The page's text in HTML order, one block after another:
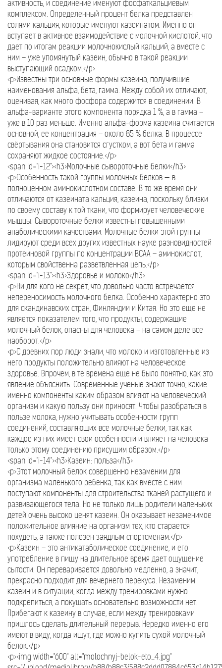
активность, и соединение именуют фосфаткальциевым
комплексом. Определенный процент белка представлен
солями кальция, которые именуют казеинатом. Именно он
вступает в активное взаимодействие с молочной кислотой, что
дает по итогам реакции молочнокислый кальций, а вместе с
ним – уже упомянутый казеин, обычно в такой реакции
выступающий осадком.</p>
<p>Известны три основные формы казеина, получившие
наименования альфа, бета, гамма. Между собой их отличают,
оценивая, как много фосфора содержится в соединении. В
альфа-варианте этого компонента порядка 1 %, а в гамма –
уже в 10 раз меньше. Именно альфа-форма казеина считается
основной, ее концентрация – около 85 % белка. В процессе
свёртывания она становится сгустком, а вот бета и гамма
сохраняют жидкое состояние.</p>
<span id="i-12"><h3>Молочные сывороточные белки</h3>
<p>Особенность такой группы молочных белков — в
полноценном аминокислотном составе. В то же время они
отличаются от казеината кальция, казеина, поскольку близки
по своему составу к той ткани, что формирует человеческие
мышцы. Сывороточные белки известны повышенными
анаболическими качествами. Молочные белки этой группы
лидируют среди всех других известных науке разновидностей
протеиновой группы по концентрации ВСАА – аминокислот,
которым свойственна разветвленная цепь.</p>
<span id="i-13"><h3>Здоровье и молоко</h3>
<p>Ни для кого не секрет, что довольно часто встречается
непереносимость молочного белка. Особенно характерно это
для скандинавских стран, Финляндии и Китая. Но это еще не
является показателем того, что продукты, содержащие
молочный белок, опасны для человека – на самом деле все
наоборот.</p>
<p>С древних пор люди знали, что молоко и изготовленные из
него продукты положительно влияют на человеческое
здоровье. Впрочем, в те времена еще не было понятно, как это
явление объяснить. Современные ученые знают точно, какие
именно компоненты каким образом влияют на человеческий
организм и какую пользу они приносят. Чтобы разобраться в
пользе молока, нужно учитывать особенности групп
соединений, составляющих все молочные белки, так как
каждое из них имеет свои особенности и влияет на человека
только этому соединению присущим образом.</p>
<span id="i-14"><h3>Казеин: польза</h3>
<p>Этот молочный белок совершенно незаменим для
организма маленького ребенка, так как вместе с ним
поступают компоненты для строительства тканей растущего и
развивающегося тела. Но не только лишь родители маленьких
детей очень высоко ценят казеин. Он оказывает незаменимое
положительное влияние на организм тех, кто старается
похудеть, а также полезен заядлым спортсменам.</p>
<p>Казеин – это антикатаболическое соединение, и его
употребление в пищу на длительное время дает ощущение
сытости. Он переваривается довольно медленно, а значит,
прекрасно подходит для вечернего перекуса. Незаменим
казеин и в ситуации, когда между тренировками нужно
подкрепиться, а покушать основательно возможности нет.
Прибегают к казеину в случае, если между тренировками
пришлось сделать длительный перерыв. Нередко именно его
имеют в виду, когда ищут, где можно купить сухой молочный
белок.</p>
<p><img width="600" alt="molochnyj-belok-eto_4.jpg"